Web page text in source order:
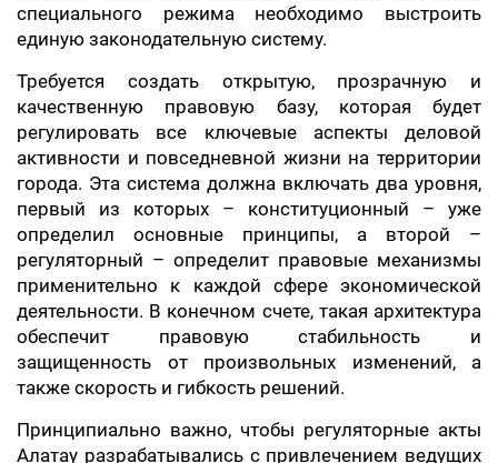
специального режима необходимо выстроить
единую законодательную систему.
Требуется создать открытую, прозрачную и
качественную правовую базу, которая будет
регулировать все ключевые аспекты деловой
активности и повседневной жизни на территории
города. Эта система должна включать два уровня,
первый из которых – конституционный – уже
определил основные принципы, а второй –
регуляторный – определит правовые механизмы
применительно к каждой сфере экономической
деятельности. В конечном счете, такая архитектура
обеспечит правовую стабильность и
защищенность от произвольных изменений, а
также скорость и гибкость решений.
Принципиально важно, чтобы регуляторные акты
Алатау разрабатывались с привлечением ведущих